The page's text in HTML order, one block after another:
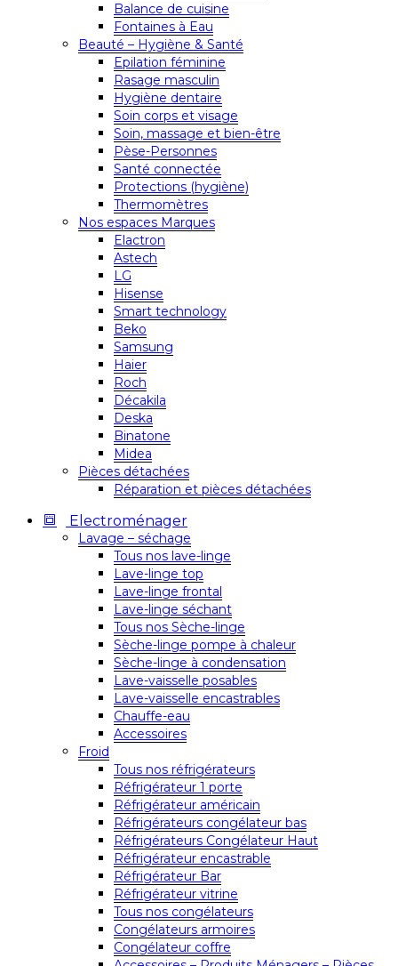
Balance de cuisine
Fontaines à Eau
Beauté – Hygiène & Santé
Epilation féminine
Rasage masculin
Hygiène dentaire
Soin corps et visage
Soin, massage et bien-être
Pèse-Personnes
Santé connectée
Protections (hygiène)
Thermomètres
Nos espaces Marques
Elactron
Astech
LG
Hisense
Smart technology
Beko
Samsung
Haier
Roch
Décakila
Deska
Binatone
Midea
Pièces détachées
Réparation et pièces détachées
Electroménager
Lavage – séchage
Tous nos lave-linge
Lave-linge top
Lave-linge frontal
Lave-linge séchant
Tous nos Sèche-linge
Sèche-linge pompe à chaleur
Sèche-linge à condensation
Lave-vaisselle posables
Lave-vaisselle encastrables
Chauffe-eau
Accessoires
Froid
Tous nos réfrigérateurs
Réfrigérateur 1 porte
Réfrigérateur américain
Réfrigérateurs congélateur bas
Réfrigérateurs Congélateur Haut
Réfrigérateur encastrable
Réfrigérateur Bar
Réfrigérateur vitrine
Tous nos congélateurs
Congélateurs armoires
Congélateur coffre